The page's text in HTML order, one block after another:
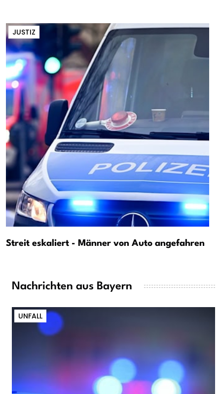
JUSTIZ
Streit eskaliert - Männer von Auto angefahren
Nachrichten aus Bayern
UNFALL